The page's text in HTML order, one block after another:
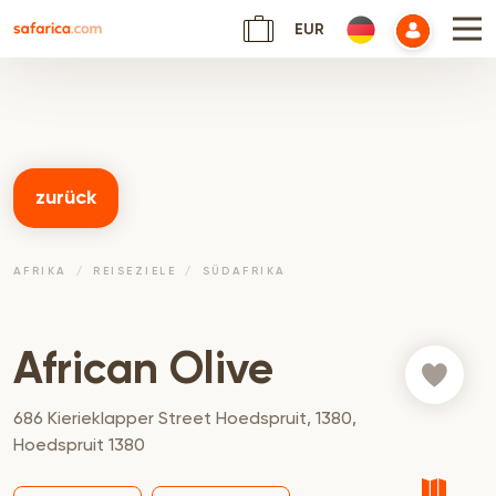
EUR
zurück
AFRIKA REISEZIELE SÜDAFRIKA
African Olive
686 Kierieklapper Street Hoedspruit, 1380,
Hoedspruit 1380